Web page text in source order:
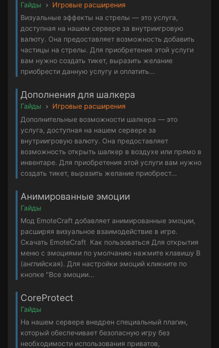
Гайды
Игровые расширения
Визуальные эффекты на стрелы — это услуга,
доступная на нашем сервере за внутриигровую
валюту. Она предоставляет возможность добавить
частицы на стрелы. Для приобретения этой услуги
вам нужно создать тикет, выразить желание
приобрести данную услугу и оплатить...
Дополнения для шалкера
Гайды
Игровые расширения
Дополнительные возможности шалкера — это
услуга, доступная на нашем сервере за
внутриигровую валюту. Она предоставляет
возможность открыть шалкер в воздухе или прямо в
инвентаре. Для приобретения этой услуги вам нужно
создать тикет, выразить желание приобрест...
Анимированные эмоции
Гайды
Мод EmoteCraft добавляет анимированные эмоции,
расширяя визуальное взаимодействие в игре.
Скачать EmoteCraft Как пользоваться Для открытия
меню с эмоциями по умолчанию нажмите клавишу B
(английская). Для настройки эмоций кликните по
кнопке "Все эмоции...
CoreProtect
Гайды
На нашем сервере внедрен специальный плагин,
который обеспечивает безопасную игру без
необходимости использования приватов,